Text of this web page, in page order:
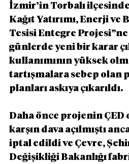
İzmir’in Torbalı
Kağıt Yatırımı, Enerji
Tesisi Entegre
günlerde yeni bir karar
kullanımının yüksek
tartışmalara sebep olan
planları askıya çıkarıldı.
Daha önce projenin ÇED
karşın dava açılmıştı
iptal edildi ve Çevre,
Değişikliği Bakanlığı